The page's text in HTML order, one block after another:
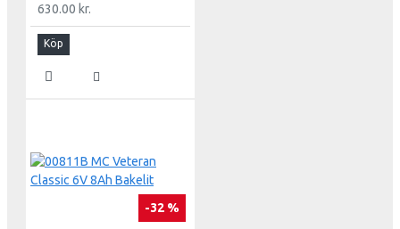
630.00 kr.
Köp
-32 %